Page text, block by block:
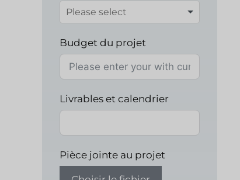
Budget du projet
Livrables et calendrier
Pièce jointe au projet